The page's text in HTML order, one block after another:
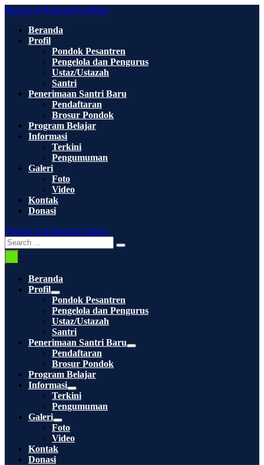
Skip
content
Ponpes Al-Ghozali Cirebon
Beranda
Profil
Pondok Pesantren
Pengelola dan Pengurus
Ustaz/Ustazah
Santri
Penerimaan Santri Baru
Pendaftaran
Brosur Pondok
Program Belajar
Informasi
Terkini
Pengumuman
Galeri
Foto
Video
Kontak
Donasi
Ponpes Al-Ghozali Cirebon
Search
Toggle
Search
for:
Beranda
Profil
Menu
Toggle
Pondok Pesantren
Pengelola dan Pengurus
Ustaz/Ustazah
Santri
Penerimaan Santri Baru
Menu
Pendaftaran
Brosur Pondok
Program Belajar
Informasi
Menu
Toggle
Terkini
Pengumuman
Galeri
Menu
Toggle
Foto
Video
Kontak
Donasi